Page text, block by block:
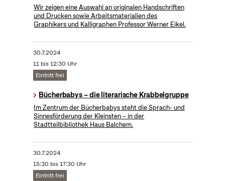
Wir zeigen eine Auswahl an originalen Handschriften
und Drucken sowie Arbeitsmaterialien des
Graphikers und Kalligraphen Professor Werner Eikel.
30.7.2024
11 bis 12:30 Uhr
Eintritt frei
Bücherbabys – die literarische Krabbelgruppe
Im Zentrum der Bücherbabys steht die Sprach- und
Sinnesförderung der Kleinsten – in der
Stadtteilbibliothek Haus Balchem.
30.7.2024
15:30 bis 17:30 Uhr
Eintritt frei